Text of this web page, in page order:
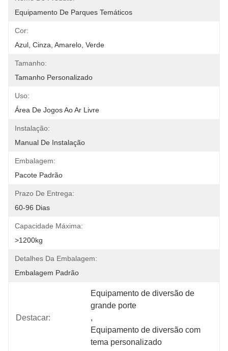
Equipamento De Parques Temáticos
Cor:
Azul, Cinza, Amarelo, Verde
Tamanho:
Tamanho Personalizado
Uso:
Área De Jogos Ao Ar Livre
Instalação:
Manual De Instalação
Embalagem:
Pacote Padrão
Prazo De Entrega:
60-96 Dias
Capacidade Máxima:
>1200kg
Detalhes Da Embalagem:
Embalagem Padrão
Destacar:
Equipamento de diversão de
grande porte
,
Equipamento de diversão com
tema personalizado